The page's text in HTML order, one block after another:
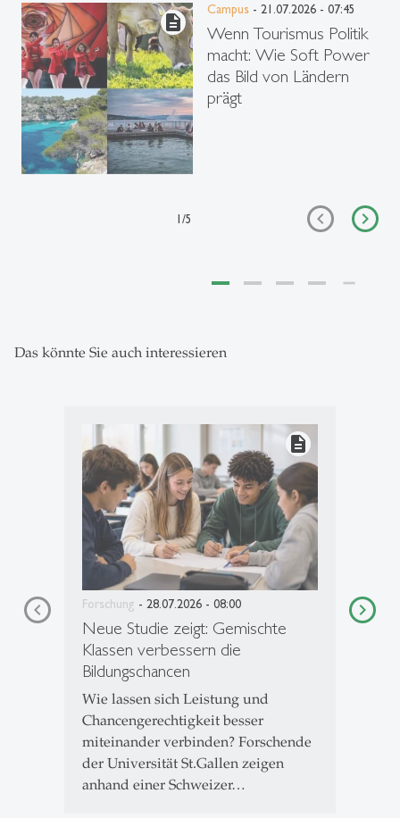
description
Campus - 21.07.2026 - 07:45
Wenn Tourismus Politik
macht: Wie Soft Power
das Bild von Ländern
prägt
1/5
Das könnte Sie auch interessieren
description
Forschung - 28.07.2026 - 08:00
Neue Studie zeigt: Gemischte
Klassen verbessern die
Bildungschancen
Wie lassen sich Leistung und
Chancengerechtigkeit besser
miteinander verbinden? Forschende
der Universität St.Gallen zeigen
anhand einer Schweizer…